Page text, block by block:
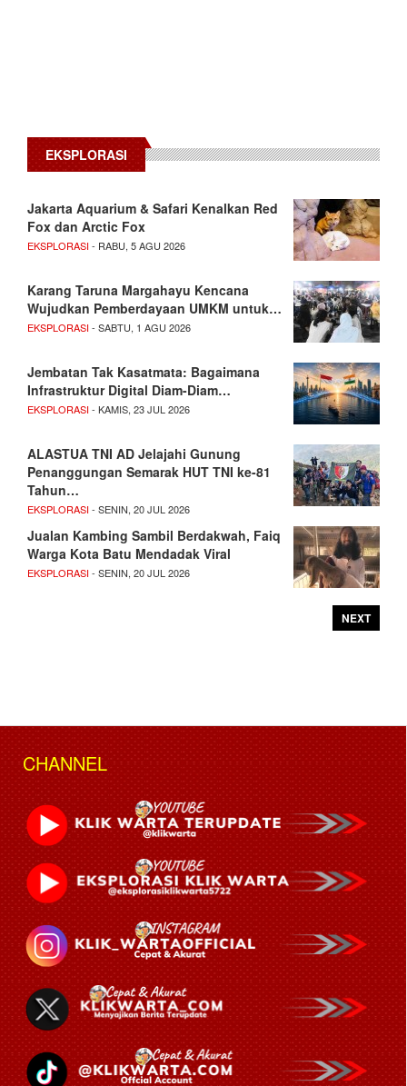
EKSPLORASI
Jakarta Aquarium & Safari Kenalkan Red
Fox dan Arctic Fox
EKSPLORASI- RABU, 5 AGU 2026
Karang Taruna Margahayu Kencana
Wujudkan Pemberdayaan UMKM untuk…
EKSPLORASI- SABTU, 1 AGU 2026
Jembatan Tak Kasatmata: Bagaimana
Infrastruktur Digital Diam-Diam…
EKSPLORASI- KAMIS, 23 JUL 2026
ALASTUA TNI AD Jelajahi Gunung
Penanggungan Semarak HUT TNI ke-81
Tahun…
EKSPLORASI- SENIN, 20 JUL 2026
Jualan Kambing Sambil Berdakwah, Faiq
Warga Kota Batu Mendadak Viral
EKSPLORASI- SENIN, 20 JUL 2026
NEXT
CHANNEL